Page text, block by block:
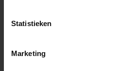
Statistieken
Marketing
Glennis Grace